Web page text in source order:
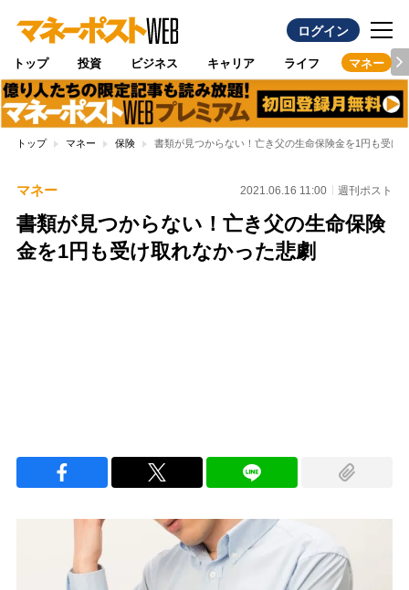
ログイン
トップ 投資 ビジネス キャリア ライフ マネー
トップ マネー 保険 書類が見つからない！亡き父の生命保険金を1円も受け
マネー 2021.06.16 11:00 週刊ポスト
書類が見つからない！亡き父の生命保険
金を1円も受け取れなかった悲劇